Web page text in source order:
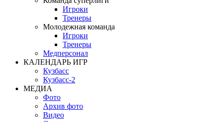
Игроки
Тренеры
Молодежная команда
Игроки
Тренеры
Медперсонал
КАЛЕНДАРЬ ИГР
Кузбасс
Кузбасс-2
МЕДИА
Фото
Архив фото
Видео